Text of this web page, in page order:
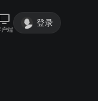
户端
登录